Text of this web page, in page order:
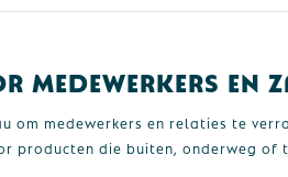
medewerkers en
om medewerkers en relaties te
producten die buiten, onderweg of